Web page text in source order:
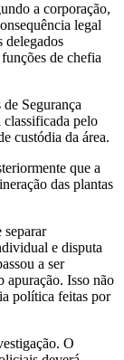
a corporação,
legal
delegados
de chefia
Segurança
pelo
custódia da área.
que a
das plantas
separar
e disputa
a ser
apuração. Isso não
política feitas por
O